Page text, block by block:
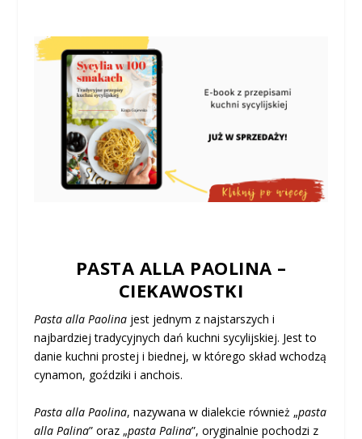
PASTA ALLA PAOLINA –
CIEKAWOSTKI
Pasta alla Paolina jest jednym z najstarszych i
najbardziej tradycyjnych dań kuchni sycylijskiej. Jest to
danie kuchni prostej i biednej, w którego skład wchodzą
cynamon, goździki i anchois.
Pasta alla Paolina, nazywana w dialekcie również „pasta
alla Palina” oraz „pasta Palina”, oryginalnie pochodzi z